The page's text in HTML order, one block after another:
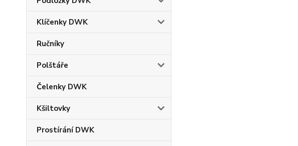
Klíčenky DWK
Ručníky
Polštáře
Čelenky DWK
Kšiltovky
Prostírání DWK